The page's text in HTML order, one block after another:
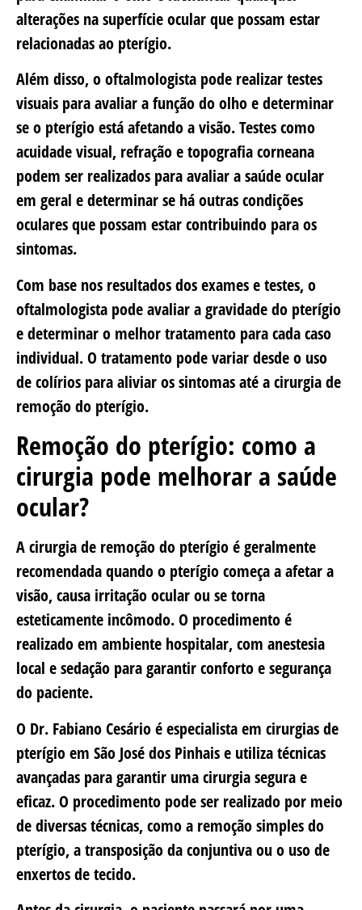
alterações na superfície ocular que possam estar
relacionadas ao pterígio.
Além disso, o oftalmologista pode realizar testes
visuais para avaliar a função do olho e determinar
se o pterígio está afetando a visão. Testes como
acuidade visual, refração e topografia corneana
podem ser realizados para avaliar a saúde ocular
em geral e determinar se há outras condições
oculares que possam estar contribuindo para os
sintomas.
Com base nos resultados dos exames e testes, o
oftalmologista pode avaliar a gravidade do pterígio
e determinar o melhor tratamento para cada caso
individual. O tratamento pode variar desde o uso
de colírios para aliviar os sintomas até a cirurgia de
remoção do pterígio.
Remoção do pterígio: como a
cirurgia pode melhorar a saúde
ocular?
A cirurgia de remoção do pterígio é geralmente
recomendada quando o pterígio começa a afetar a
visão, causa irritação ocular ou se torna
esteticamente incômodo. O procedimento é
realizado em ambiente hospitalar, com anestesia
local e sedação para garantir conforto e segurança
do paciente.
O Dr. Fabiano Cesário é especialista em cirurgias de
pterígio em São José dos Pinhais e utiliza técnicas
avançadas para garantir uma cirurgia segura e
eficaz. O procedimento pode ser realizado por meio
de diversas técnicas, como a remoção simples do
pterígio, a transposição da conjuntiva ou o uso de
enxertos de tecido.